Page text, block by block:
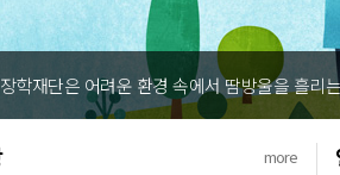
학재단은 어려운 환경 속에서 땀방울을 흘리
more